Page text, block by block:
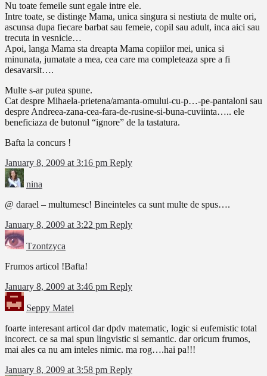
Nu toate femeile sunt egale intre ele.
Intre toate, se distinge Mama, unica singura si nestiuta de multe ori,
ascunsa dupa fiecare barbat sau femeie, copil sau adult, inca aici sau
trecuta in vesnicie…
Apoi, langa Mama sta dreapta Mama copiilor mei, unica si
minunata, jumatate a mea, cea care ma completeaza spre a fi
desavarsit….
Multe s-ar putea spune.
Cat despre Mihaela-prietena/amanta-omului-cu-p…-pe-pantaloni sau
despre Andreea-zana-cea-fara-de-rusine-si-buna-cuviinta….. ele
beneficiaza de butonul “ignore” de la tastatura.
Bafta la concurs !
January 8, 2009 at 3:16 pm Reply
nina
@ darael – multumesc! Bineinteles ca sunt multe de spus….
January 8, 2009 at 3:22 pm Reply
Tzontzyca
Frumos articol !Bafta!
January 8, 2009 at 3:46 pm Reply
Seppy Matei
foarte interesant articol dar dpdv matematic, logic si eufemistic total
incorect. ce sa mai spun lingvistic si semantic. dar oricum frumos,
mai ales ca nu am inteles nimic. ma rog….hai pa!!!
January 8, 2009 at 3:58 pm Reply